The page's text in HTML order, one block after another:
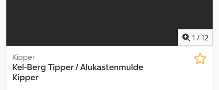
1 / 12
Kipper
Kel-Berg Tipper / Alukastenmulde
Kipper